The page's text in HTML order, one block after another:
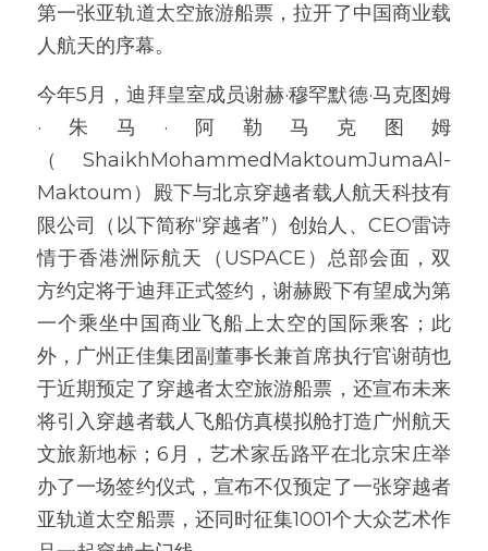
第一张亚轨道太空旅游船票，拉开了中国商业载
人航天的序幕。
今年5月，迪拜皇室成员谢赫·穆罕默德·马克图姆
·朱马·阿勒马克图姆
（ShaikhMohammedMaktoumJumaAl-
Maktoum）殿下与北京穿越者载人航天科技有
限公司（以下简称“穿越者”）创始人、CEO雷诗
情于香港洲际航天（USPACE）总部会面，双
方约定将于迪拜正式签约，谢赫殿下有望成为第
一个乘坐中国商业飞船上太空的国际乘客；此
外，广州正佳集团副董事长兼首席执行官谢萌也
于近期预定了穿越者太空旅游船票，还宣布未来
将引入穿越者载人飞船仿真模拟舱打造广州航天
文旅新地标；6月，艺术家岳路平在北京宋庄举
办了一场签约仪式，宣布不仅预定了一张穿越者
亚轨道太空船票，还同时征集1001个大众艺术作